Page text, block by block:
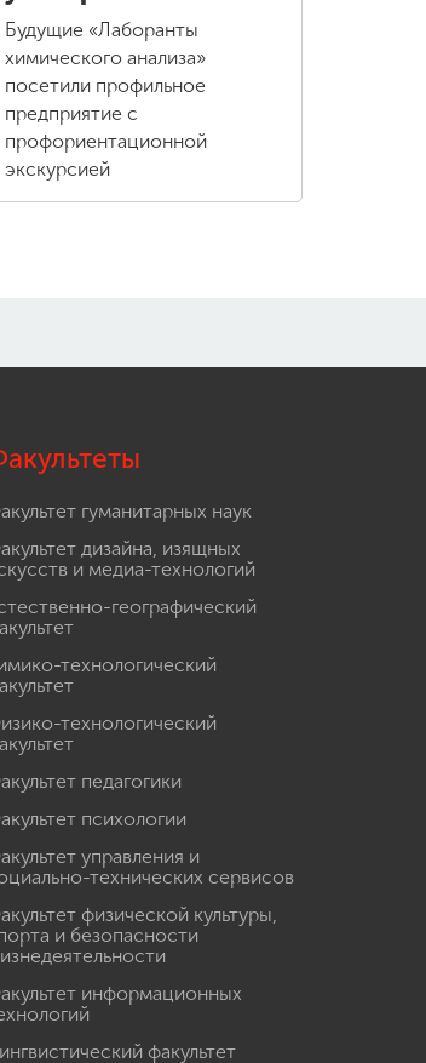
Будущие «Лаборанты
химического анализа»
посетили профильное
предприятие с
профориентационной
экскурсией
гуманитарных наук
дизайна, изящных
и медиа-технологий
географический
технологический
технологический
педагогики
психологии
управления и
технических сервисов
физической культуры,
и безопасности
информационных
факультет